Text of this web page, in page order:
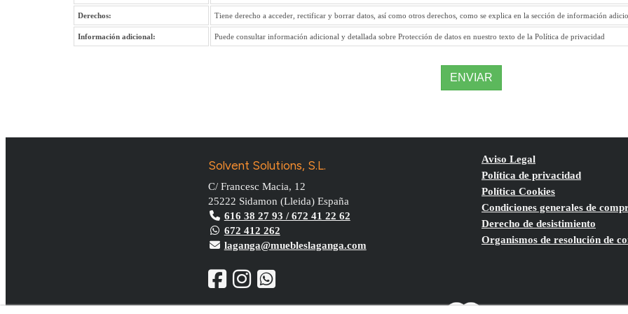
Derechos: Tiene derecho a acceder, rectificar y borrar datos, así como otros derechos, como se explica en la sección de información
Información adicional: Puede consultar información adicional y detallada sobre Protección de datos en nuestro texto de la Política de privacidad
ENVIAR
Solvent Solutions, S.L.
C/ Francesc Macia, 12
25222 Sidamon (Lleida) España
616 38 27 93 / 672 41 22 62
672 412 262
laganga@muebleslaganga.com
Aviso Legal
Política de privacidad
Política Cookies
Condiciones generales de
Derecho de desistimiento
Organismos de resolución de